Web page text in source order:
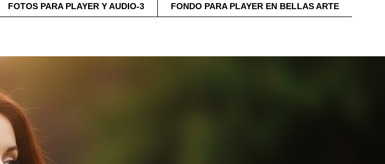
FOTOS PARA PLAYER Y AUDIO-3 FONDO PARA PLAYER EN BELLAS ARTE